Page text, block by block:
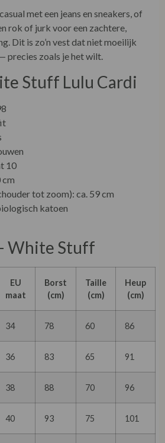
met een jeans en sneakers, of
rok of jurk voor een zachtere,
Dit is zo’n vest dat niet moeilijk
precies zoals je het wilt.
Stuff Lulu Cardi
10
cm
tot zoom): ca. 59 cm
katoen
White Stuff
EU
maat
Borst
(cm)
Taille
(cm)
Heup
(cm)
34 78 60 86
36 83 65 91
38 88 70 96
40 93 75 101